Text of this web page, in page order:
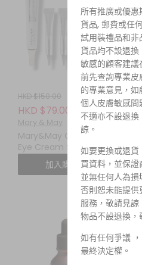
HKD $150.00
HKD $79.00
Mary & May
Mary&May Glutathione
Eye Cream Special Set
傳明酸 + 穀胱甘肽亮白眼
霜特別套裝加入購物車
所有推廣或優惠
貨品, 郵費或任
試用裝禮品和非
貨品均不設退換
敏感的顧客建議
前先查詢專業皮
的專業意見，如
個人皮膚敏感問
不適亦不設退換
諒。
如要更換或退貨
買資料，並保證
並無任何人為損
否則恕未能提供
服務，敬請見諒
物品不設退換，
如有任何爭議
最終決定權。